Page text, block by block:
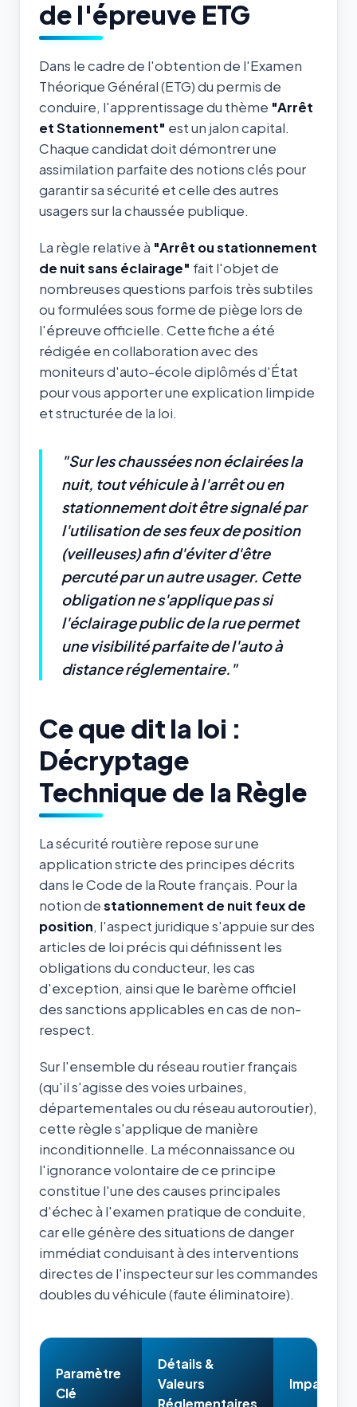
de l'épreuve ETG
Dans le cadre de l'obtention de l'Examen
Théorique Général (ETG) du permis de
conduire, l'apprentissage du thème "Arrêt
et Stationnement" est un jalon capital.
Chaque candidat doit démontrer une
assimilation parfaite des notions clés pour
garantir sa sécurité et celle des autres
usagers sur la chaussée publique.
La règle relative à "Arrêt ou stationnement
de nuit sans éclairage" fait l'objet de
nombreuses questions parfois très subtiles
ou formulées sous forme de piège lors de
l'épreuve officielle. Cette fiche a été
rédigée en collaboration avec des
moniteurs d'auto-école diplômés d'État
pour vous apporter une explication limpide
et structurée de la loi.
"Sur les chaussées non éclairées la
nuit, tout véhicule à l'arrêt ou en
stationnement doit être signalé par
l'utilisation de ses feux de position
(veilleuses) afin d'éviter d'être
percuté par un autre usager. Cette
obligation ne s'applique pas si
l'éclairage public de la rue permet
une visibilité parfaite de l'auto à
distance réglementaire."
Ce que dit la loi :
Décryptage
Technique de la Règle
La sécurité routière repose sur une
application stricte des principes décrits
dans le Code de la Route français. Pour la
notion destationnement de nuit feux de
position, l'aspect juridique s'appuie sur des
articles de loi précis qui définissent les
obligations du conducteur, les cas
d'exception, ainsi que le barème officiel
des sanctions applicables en cas de non-
respect.
Sur l'ensemble du réseau routier français
(qu'il s'agisse des voies urbaines,
départementales ou du réseau autoroutier),
cette règle s'applique de manière
inconditionnelle. La méconnaissance ou
l'ignorance volontaire de ce principe
constitue l'une des causes principales
d'échec à l'examen pratique de conduite,
car elle génère des situations de danger
immédiat conduisant à des interventions
directes de l'inspecteur sur les commandes
doubles du véhicule (faute éliminatoire).
Paramètre
Clé
Détails &
Valeurs
Réglementaires
Impact &